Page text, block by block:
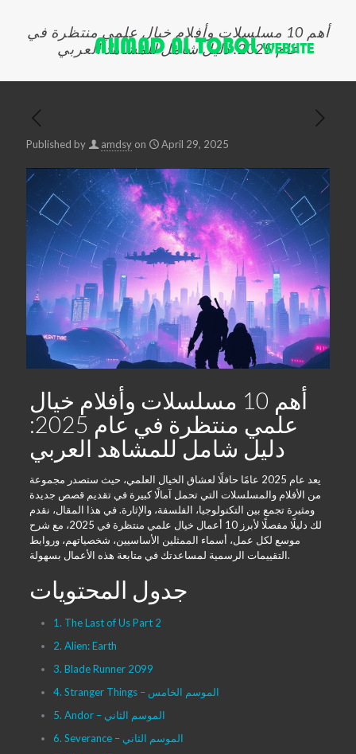
أهم 10 مسلسلات وأفلام خيال علمي منتظرة في
عام 2025: دليل شامل للمشاهد العربي
Published by amdsy on April 29, 2025
أهم 10 مسلسلات وأفلام خيال
علمي منتظرة في عام 2025:
دليل شامل للمشاهد العربي
يعد عام 2025 عامًا حافلًا لعشاق الخيال العلمي، حيث ستصدر مجموعة
من الأفلام والمسلسلات التي تحمل آمالًا كبيرة في تقديم قصص جديدة
ومثيرة تجمع بين التكنولوجيا، الفلسفة، والإثارة. في هذا المقال، نقدم
لك دليلًا مفصلًا لأبرز 10 أعمال خيال علمي منتظرة في 2025، مع شرح
موسع لكل عمل، أسماء الممثلين الأساسيين، شخصياتهم، وروابط
التقييمات الرسمية لمساعدتك في متابعة هذه الأعمال بسهولة.
جدول المحتويات
1. The Last of Us Part 2
2. Alien: Earth
3. Blade Runner 2099
4. Stranger Things – الموسم الخامس
5. Andor – الموسم الثاني
6. Severance – الموسم الثاني